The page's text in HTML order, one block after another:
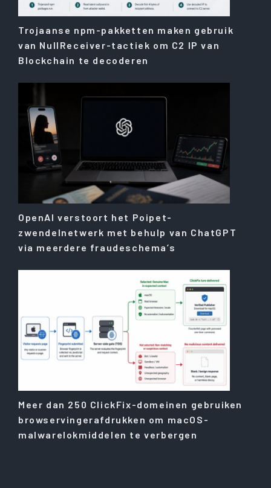
Trojaanse npm-pakketten maken gebruik
van NullReceiver-tactiek om C2 IP van
Blockchain te decoderen
OpenAI verstoort het Poipet-
zwendelnetwerk met behulp van ChatGPT
via meerdere fraudeschema’s
Meer dan 250 ClickFix-domeinen gebruiken
browservingerafdrukken om macOS-
malwarelokmiddelen te verbergen